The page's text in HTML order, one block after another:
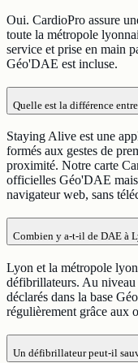
Oui. CardioPro assure
toute la métropole
service et prise en main
Géo'DAE est incluse.
Quelle est la différence
Staying Alive est une
formés aux gestes de
proximité. Notre carte
officielles Géo'DAE mais
navigateur web, sans
Combien y a-t-il de DAE à
Lyon et la métropole
défibrillateurs. Au
déclarés dans la base
régulièrement grâce aux
Un défibrillateur peut-il